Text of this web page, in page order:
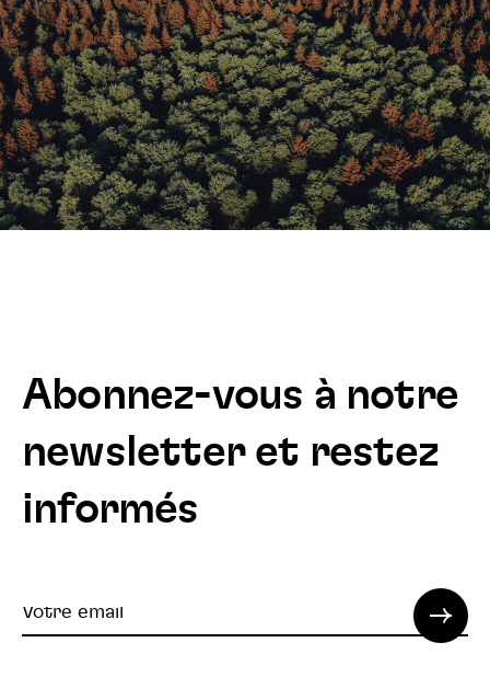
Abonnez-vous à notre
newsletter et restez
informés
Votre